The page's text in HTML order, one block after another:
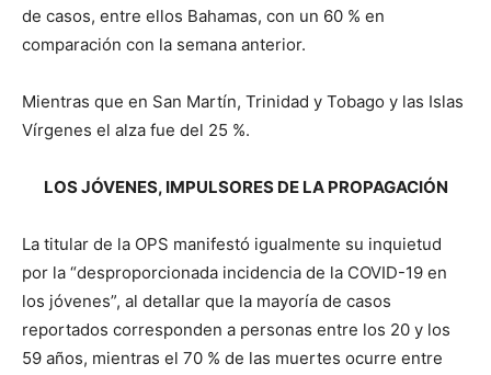
de casos, entre ellos Bahamas, con un 60 % en
comparación con la semana anterior.
Mientras que en San Martín, Trinidad y Tobago y las Islas
Vírgenes el alza fue del 25 %.
LOS JÓVENES, IMPULSORES DE LA PROPAGACIÓN
La titular de la OPS manifestó igualmente su inquietud
por la “desproporcionada incidencia de la COVID-19 en
los jóvenes”, al detallar que la mayoría de casos
reportados corresponden a personas entre los 20 y los
59 años, mientras el 70 % de las muertes ocurre entre